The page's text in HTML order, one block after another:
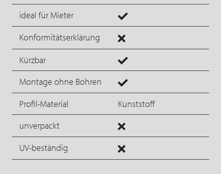
ideal für Mieter
Konformitätserklärung
Kürzbar
Montage ohne Bohren
Profil-Material
Kunststoff
unverpackt
UV-beständig